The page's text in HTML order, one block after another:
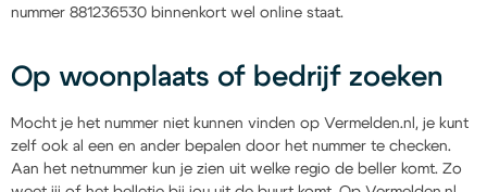
nummer 881236530 binnenkort wel online staat.
Op woonplaats of bedrijf zoeken
Mocht je het nummer niet kunnen vinden op Vermelden.nl, je kunt
zelf ook al een en ander bepalen door het nummer te checken.
Aan het netnummer kun je zien uit welke regio de beller komt. Zo